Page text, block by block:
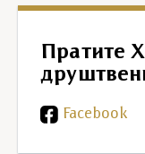
Пратите
Facebook